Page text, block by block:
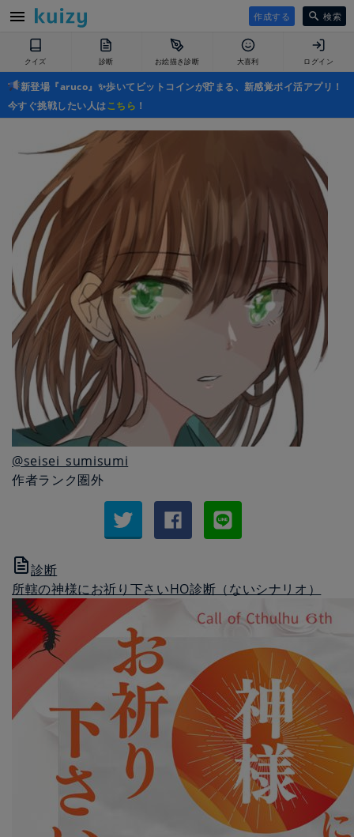
作成する 検索
クイズ 診断 お絵描き診断 大喜利 ログイン
新登場『aruco』✨歩いてビットコインが貯まる、新感覚ポイ活アプリ！
今すぐ挑戦したい人はこちら ！
@seisei_sumisumi
作者ランク圏外
診断
所轄の神様にお祈り下さいHO診断（ないシナリオ）